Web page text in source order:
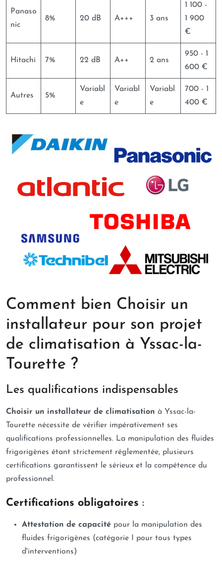
Panaso
nic
8% 20 dB A+++ 3 ans
1 100 -
1 900
€
Hitachi 7% 22 dB A++ 2 ans
950 - 1
600 €
Autres 5%
Variabl
e
Variabl
e
Variabl
e
700 - 1
400 €
Comment bien Choisir un
installateur pour son projet
de climatisation à Yssac-la-
Tourette ?
Les qualifications indispensables
Choisir un installateur de climatisation à Yssac-la-
Tourette nécessite de vérifier impérativement ses
qualifications professionnelles. La manipulation des fluides
frigorigènes étant strictement réglementée, plusieurs
certifications garantissent le sérieux et la compétence du
professionnel.
Certifications obligatoires :
Attestation de capacité pour la manipulation des
fluides frigorigènes (catégorie I pour tous types
d'interventions)